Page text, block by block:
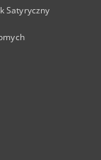
Satyryczny